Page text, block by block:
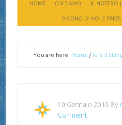
HOME CHI SIAMO IL NOSTRO
DICONO DI NOI E PRESS
You are here: Home / Io e il
10 Gennaio 2016 By
Comment